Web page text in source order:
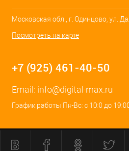
Московская обл., г. Одинцово, ул.
Посмотреть на карте
+7 (925) 461-40-50
Email: info@digital-max.ru
График работы Пн-Вс: с 10:0 до